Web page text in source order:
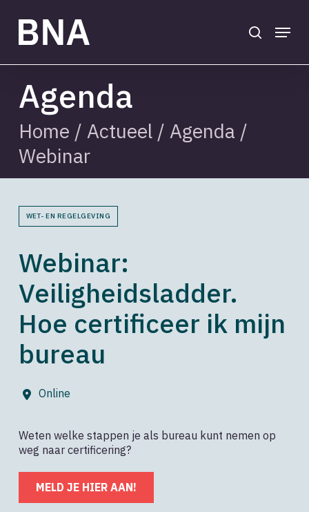
main
Menu
Agenda
Home / Actueel/ Agenda /
Webinar
WET- EN REGELGEVING
Webinar:
Veiligheidsladder.
Hoe certificeer ik mijn
bureau
Online
Weten welke stappen je als bureau kunt nemen op
weg naar certificering?
MELD JE HIER AAN!
Close